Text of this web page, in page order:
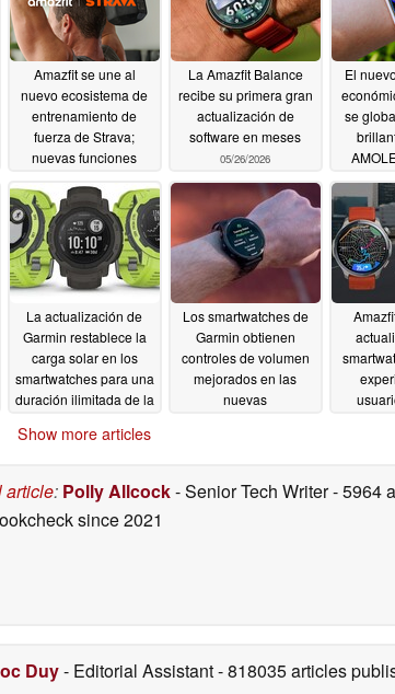
Amazfit se une al
nuevo ecosistema de
entrenamiento de
fuerza de Strava;
nuevas funciones
05/26/2026
La Amazfit Balance
recibe su primera gran
actualización de
software en meses
05/26/2026
El
se
La actualización de
Garmin restablece la
carga solar en los
smartwatches para una
duración ilimitada de la
Los smartwatches de
Garmin obtienen
controles de volumen
mejorados en las
nuevas
Show more articles
article: Polly Allcock- Senior Tech Writer- 5964
since 2021
Duy- Editorial Assistant- 818035 articles